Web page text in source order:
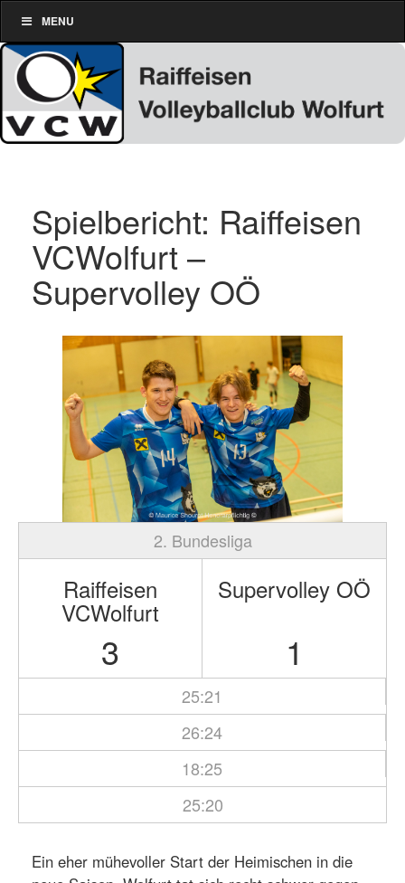
MENU
Spielbericht: Raiffeisen
VCWolfurt –
Supervolley OÖ
2. Bundesliga
Raiffeisen
VCWolfurt
Supervolley OÖ
3 1
25:21
26:24
18:25
25:20
Ein eher mühevoller Start der Heimischen in die